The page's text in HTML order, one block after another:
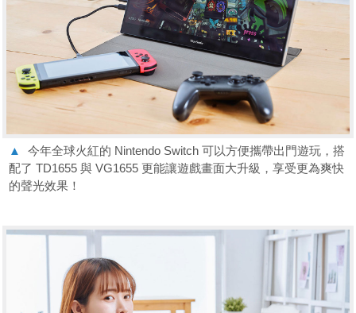
▲
今年全球火紅的 Nintendo Switch 可以方便攜帶出門遊玩，搭
配了 TD1655 與 VG1655 更能讓遊戲畫面大升級，享受更為爽快
的聲光效果！